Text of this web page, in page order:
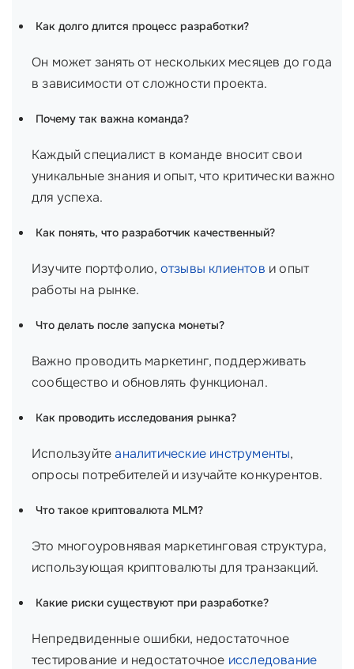
Как долго длится процесс разработки?
Он может занять от нескольких месяцев до года
в зависимости от сложности проекта.
Почему так важна команда?
Каждый специалист в команде вносит свои
уникальные знания и опыт, что критически важно
для успеха.
Как понять, что разработчик качественный?
Изучите портфолио, отзывы клиентов и опыт
работы на рынке.
Что делать после запуска монеты?
Важно проводить маркетинг, поддерживать
сообщество и обновлять функционал.
Как проводить исследования рынка?
Используйтеаналитические инструменты,
опросы потребителей и изучайте конкурентов.
Что такое криптовалюта MLM?
Это многоуровнявая маркетинговая структура,
использующая криптовалюты для транзакций.
Какие риски существуют при разработке?
Непредвиденные ошибки, недостаточное
тестирование и недостаточное исследование